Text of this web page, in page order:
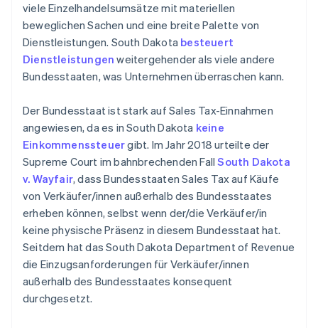
viele Einzelhandelsumsätze mit materiellen
beweglichen Sachen und eine breite Palette von
Dienstleistungen. South Dakota besteuert
Dienstleistungen weitergehender als viele andere
Bundesstaaten, was Unternehmen überraschen kann.
Der Bundesstaat ist stark auf Sales Tax-Einnahmen
angewiesen, da es in South Dakota keine
Einkommenssteuergibt. Im Jahr 2018 urteilte der
Supreme Court im bahnbrechenden FallSouth Dakota
v. Wayfair, dass Bundesstaaten Sales Tax auf Käufe
von Verkäufer/innen außerhalb des Bundesstaates
erheben können, selbst wenn der/die Verkäufer/in
keine physische Präsenz in diesem Bundesstaat hat.
Seitdem hat das South Dakota Department of Revenue
die Einzugsanforderungen für Verkäufer/innen
außerhalb des Bundesstaates konsequent
durchgesetzt.